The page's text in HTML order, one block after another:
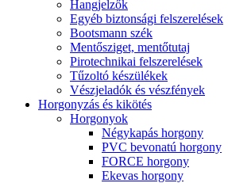
Hangjelzők
Egyéb biztonsági felszerelések
Bootsmann szék
Mentősziget, mentőtutaj
Pirotechnikai felszerelések
Tűzoltó készülékek
Vészjeladók és vészfények
Horgonyzás és kikötés
Horgonyok
Négykapás horgony
PVC bevonatú horgony
FORCE horgony
Ekevas horgony